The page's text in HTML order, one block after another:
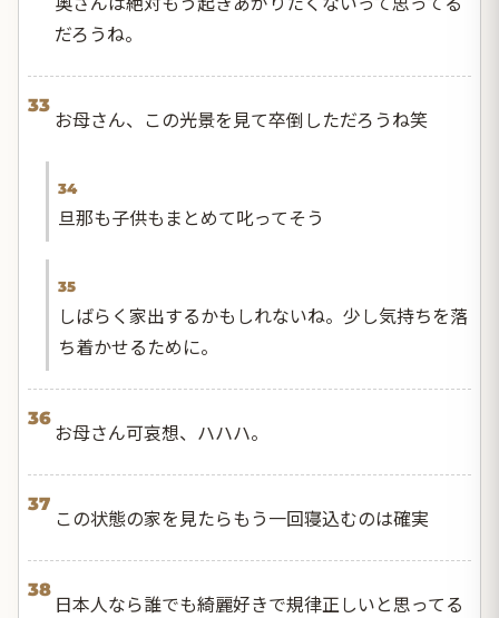
だろうね。
33
お母さん、この光景を見て卒倒しただろうね笑
34
旦那も子供もまとめて叱ってそう
35
しばらく家出するかもしれないね。少し気持ちを落
ち着かせるために。
36
お母さん可哀想、ハハハ。
37
この状態の家を見たらもう一回寝込むのは確実
38
日本人なら誰でも綺麗好きで規律正しいと思ってる